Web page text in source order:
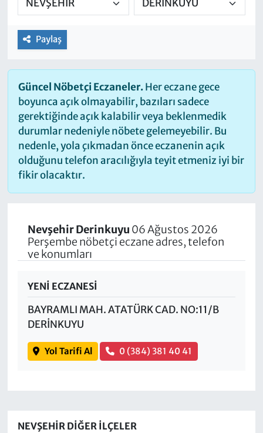
Paylaş
Güncel Nöbetçi Eczaneler.Her eczane gece
boyunca açık olmayabilir, bazıları sadece
gerektiğinde açık kalabilir veya beklenmedik
durumlar nedeniyle nöbete gelemeyebilir. Bu
nedenle, yola çıkmadan önce eczanenin açık
olduğunu telefon aracılığıyla teyit etmeniz iyi bir
fikir olacaktır.
Nevşehir Derinkuyu 06 Ağustos 2026
Perşembe nöbetçi eczane adres, telefon
ve konumları
YENİ ECZANESİ
BAYRAMLI MAH. ATATÜRK CAD. NO:11/B
DERİNKUYU
Yol Tarifi Al 0 (384) 381 40 41
NEVŞEHIR DIĞER İLÇELER